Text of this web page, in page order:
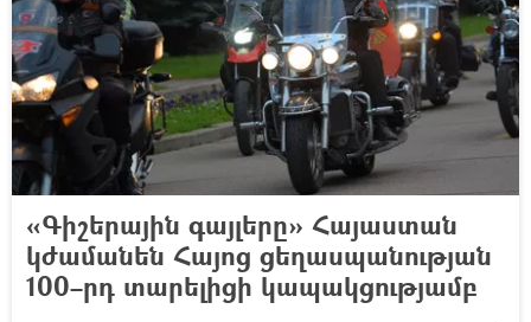
«Գիշերային գայլերը» Հայաստան
կժամանեն Հայոց ցեղասպանության
100–րդ տարելիցի կապակցությամբ